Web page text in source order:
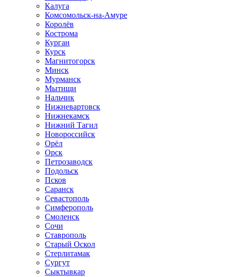
Калуга
Комсомольск-на-Амуре
Королёв
Кострома
Курган
Курск
Магнитогорск
Минск
Мурманск
Мытищи
Нальчик
Нижневартовск
Нижнекамск
Нижний Тагил
Новороссийск
Орёл
Орск
Петрозаводск
Подольск
Псков
Саранск
Севастополь
Симферополь
Смоленск
Сочи
Ставрополь
Старый Оскол
Стерлитамак
Сургут
Сыктывкар